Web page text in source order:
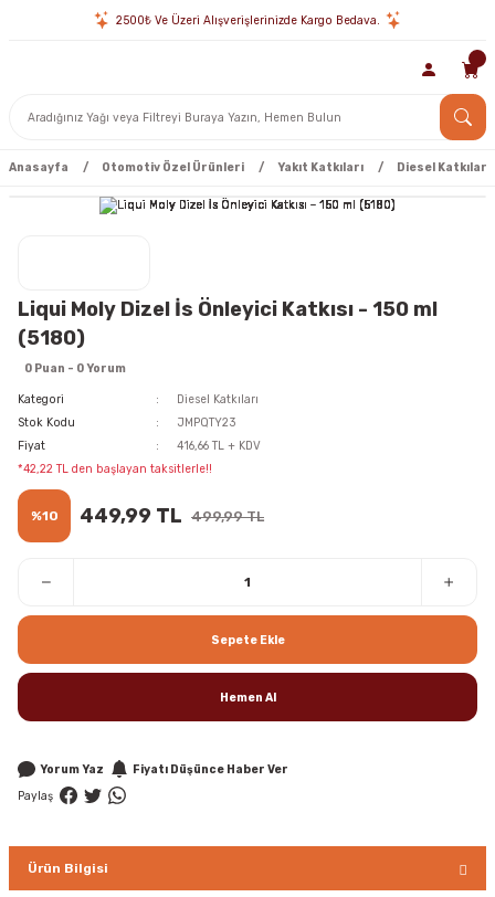
2500₺ Ve Üzeri Alışverişlerinizde Kargo Bedava.
Anasayfa Otomotiv Özel Ürünleri Yakıt Katkıları Diesel Katkıları
Liqui Moly Dizel İs Önleyici Katkısı - 150 ml
(5180)
0 Puan - 0 Yorum
Kategori
Diesel Katkıları
Stok Kodu
JMPQTY23
Fiyat
416,66 TL + KDV
*42,22 TL den başlayan taksitlerle!!
%10 449,99 TL 499,99 TL
Sepete Ekle
Hemen Al
Yorum Yaz
Fiyatı Düşünce Haber Ver
Paylaş
Ürün Bilgisi